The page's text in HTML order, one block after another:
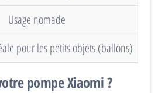
Usage nomade
pour les petits objets (ballons)
pompe Xiaomi ?